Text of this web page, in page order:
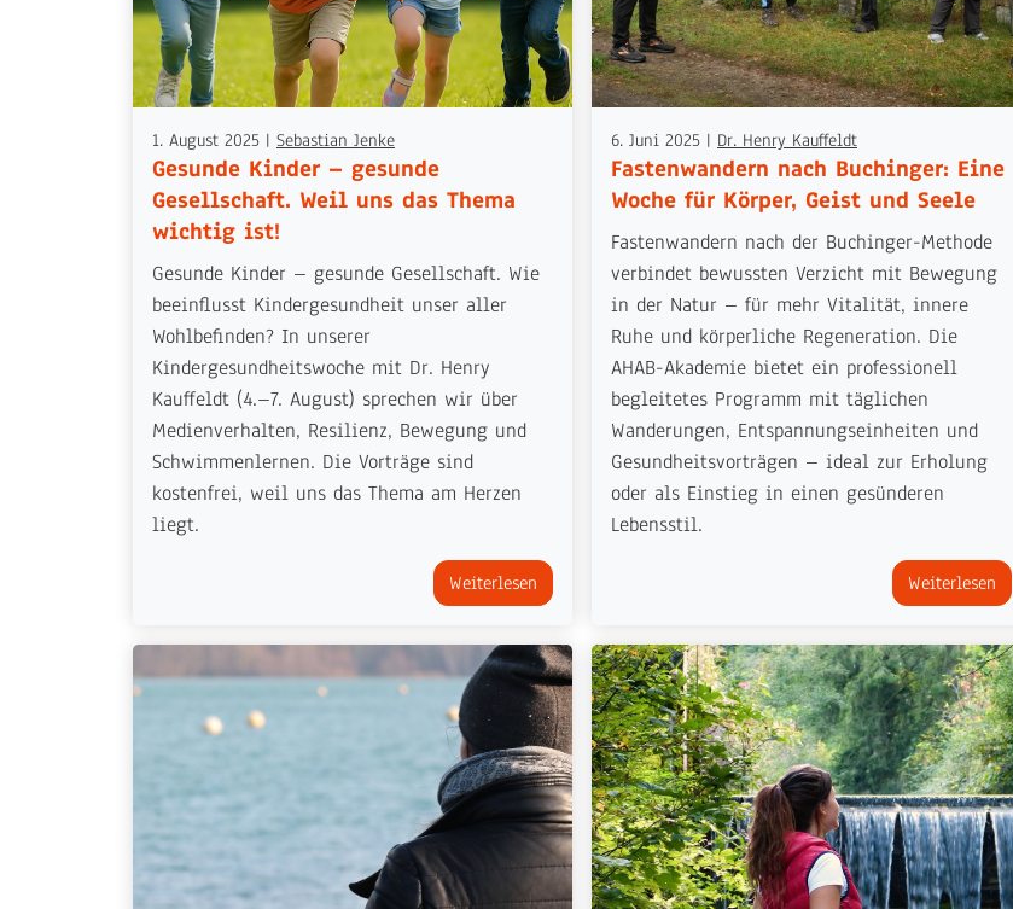
1. August 2025 | Sebastian Jenke
Gesunde Kinder – gesunde
Gesellschaft. Weil uns das Thema
wichtig ist!
Gesunde Kinder – gesunde Gesellschaft. Wie
beeinflusst Kindergesundheit unser aller
Wohlbefinden? In unserer
Kindergesundheitswoche mit Dr. Henry
Kauffeldt (4.–7. August) sprechen wir über
Medienverhalten, Resilienz, Bewegung und
Schwimmenlernen. Die Vorträge sind
kostenfrei, weil uns das Thema am Herzen
liegt.
Weiterlesen
6. Juni 2025 | Dr. Henry Kauffeldt
Fastenwandern nach Buchinger: Eine
Woche für Körper, Geist und Seele
Fastenwandern nach der Buchinger-Methode
verbindet bewussten Verzicht mit Bewegung
in der Natur – für mehr Vitalität, innere
Ruhe und körperliche Regeneration. Die
AHAB-Akademie bietet ein professionell
begleitetes Programm mit täglichen
Wanderungen, Entspannungseinheiten und
Gesundheitsvorträgen – ideal zur Erholung
oder als Einstieg in einen gesünderen
Lebensstil.
Weiterlesen